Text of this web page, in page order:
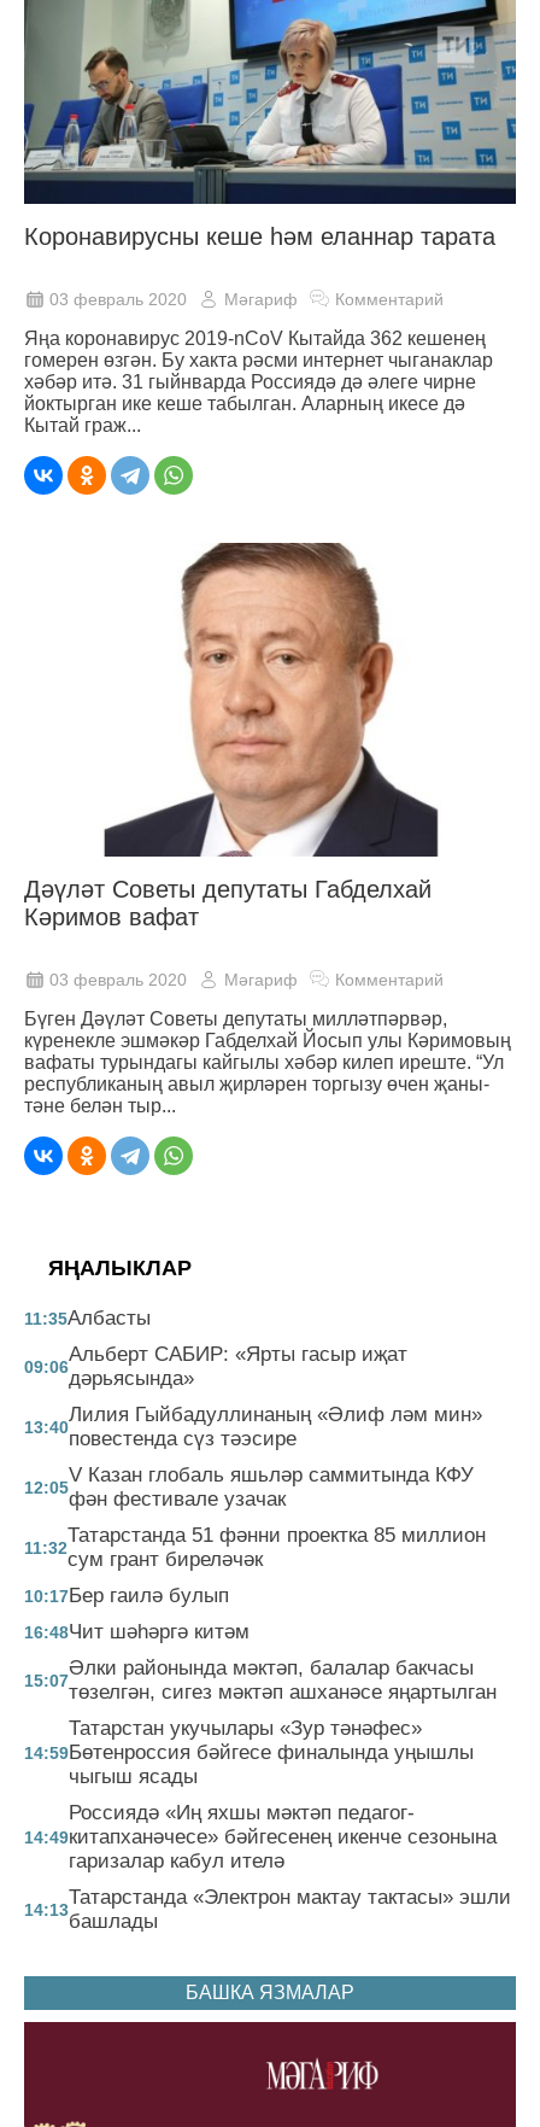
Коронавирусны кеше һәм еланнар тарата
03 февраль 2020 Мәгариф Комментарий
Яңа коронавирус 2019-nCoV Кытайда 362 кешенең
гомерен өзгән. Бу хакта рәсми интернет чыганаклар
хәбәр итә. 31 гыйнварда Россиядә дә әлеге чирне
йоктырган ике кеше табылган. Аларның икесе дә
Кытай граж...
Дәүләт Советы депутаты Габделхай
Кәримов вафат
03 февраль 2020 Мәгариф Комментарий
Бүген Дәүләт Советы депутаты милләтпәрвәр,
күренекле эшмәкәр Габделхай Йосып улы Кәримовың
вафаты турындагы кайгылы хәбәр килеп иреште. “Ул
республиканың авыл җирләрен торгызу өчен җаны-
тәне белән тыр...
ЯҢАЛЫКЛАР
11:35Албасты
09:06
Альберт САБИР: «Ярты гасыр иҗат
дәрьясында»
13:40
Лилия Гыйбадуллинаның «Әлиф ләм мин»
повестенда сүз тәэсире
12:05
V Казан глобаль яшьләр саммитында КФУ
фән фестивале узачак
11:32
Татарстанда 51 фәнни проектка 85 миллион
сум грант биреләчәк
10:17Бер гаилә булып
16:48Чит шәһәргә китәм
15:07
Әлки районында мәктәп, балалар бакчасы
төзелгән, сигез мәктәп ашханәсе яңартылган
14:59
Татарстан укучылары «Зур тәнәфес»
Бөтенроссия бәйгесе финалында уңышлы
чыгыш ясады
14:49
Россиядә «Иң яхшы мәктәп педагог-
китапханәчесе» бәйгесенең икенче сезонына
гаризалар кабул ителә
14:13
Татарстанда «Электрон мактау тактасы» эшли
башлады
БАШКА ЯЗМАЛАР